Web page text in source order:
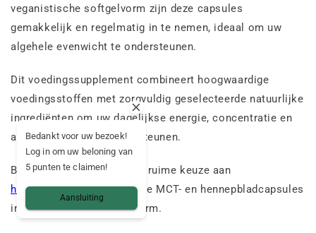
veganistische softgelvorm zijn deze capsules
gemakkelijk en regelmatig in te nemen, ideaal om uw
algehele evenwicht te ondersteunen.
Dit voedingssupplement combineert hoogwaardige
voedingsstoffen met zorgvuldig geselecteerde natuurlijke
ingrediënten om uw dagelijkse energie, concentratie en
algehele welzijn te ondersteunen.
Bij Mama Kana vind je een ruime keuze aan
hennepcapsules, zoals deze MCT- en hennepbladcapsules
in veganistische softgelvorm.
Bedankt voor uw bezoek!
Log in om uw beloning van
5 punten te claimen!
Aansluiting